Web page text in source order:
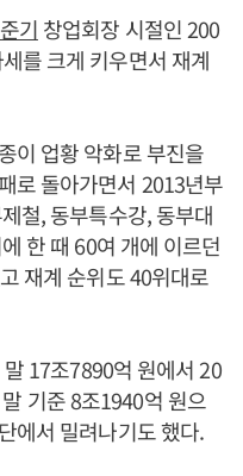
기 창업회장 시절인 200
를 크게 키우면서 재계
이 업황 악화로 부진을
로 돌아가면서 2013년부
철, 동부특수강, 동부대
한 때 60여 개에 이르던
재계 순위도 40위대로
17조7890억 원에서 20
기준 8조1940억 원으
에서 밀려나기도 했다.